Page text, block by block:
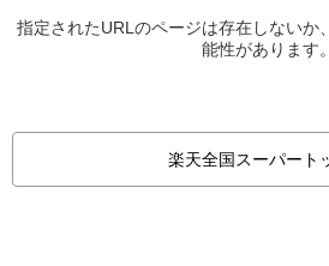
指定されたURLのページは存在しないか
能性があります。
楽天全国スーパート